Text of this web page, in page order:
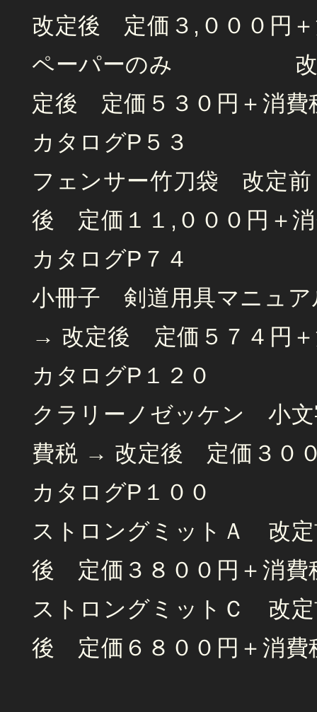
改定後 定価３,０００円
ペーパーのみ 改定
定後 定価５３０円＋消費
カタログP５３
フェンサー竹刀袋 改定
後 定価１１,０００円＋
カタログP７４
小冊子 剣道用具マニュ
→ 改定後 定価５７４円＋
カタログP１２０
クラリーノゼッケン 小
費税 → 改定後 定価３０
カタログP１００
ストロングミットＡ 改
後 定価３８００円＋消費
ストロングミットＣ 改
後 定価６８００円＋消費